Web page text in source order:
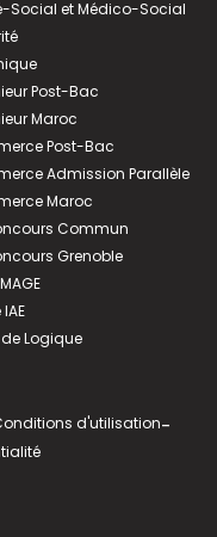
Social et Médico-Social
Post-Bac
Maroc
Post-Bac
Admission Parallèle
Maroc
Commun
Grenoble
Logique
d'utilisation-